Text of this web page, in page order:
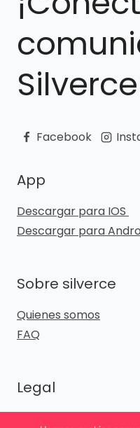
Facebook
App
Descargar para IOS
Descargar para
Sobre silverce
Quienes somos
FAQ
Legal